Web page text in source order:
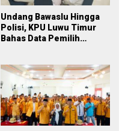
Undang Bawaslu Hingga
Polisi, KPU Luwu Timur
Bahas Data Pemilih